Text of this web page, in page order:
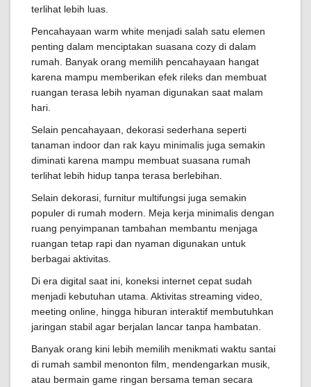
terlihat lebih luas.
Pencahayaan warm white menjadi salah satu elemen
penting dalam menciptakan suasana cozy di dalam
rumah. Banyak orang memilih pencahayaan hangat
karena mampu memberikan efek rileks dan membuat
ruangan terasa lebih nyaman digunakan saat malam
hari.
Selain pencahayaan, dekorasi sederhana seperti
tanaman indoor dan rak kayu minimalis juga semakin
diminati karena mampu membuat suasana rumah
terlihat lebih hidup tanpa terasa berlebihan.
Selain dekorasi, furnitur multifungsi juga semakin
populer di rumah modern. Meja kerja minimalis dengan
ruang penyimpanan tambahan membantu menjaga
ruangan tetap rapi dan nyaman digunakan untuk
berbagai aktivitas.
Di era digital saat ini, koneksi internet cepat sudah
menjadi kebutuhan utama. Aktivitas streaming video,
meeting online, hingga hiburan interaktif membutuhkan
jaringan stabil agar berjalan lancar tanpa hambatan.
Banyak orang kini lebih memilih menikmati waktu santai
di rumah sambil menonton film, mendengarkan musik,
atau bermain game ringan bersama teman secara